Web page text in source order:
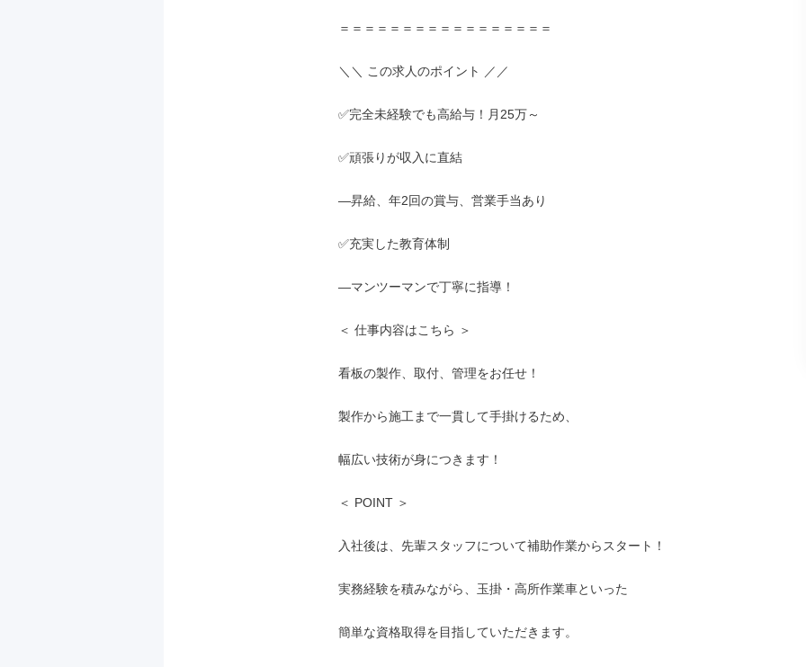
＝＝＝＝＝＝＝＝＝＝＝＝＝＝＝＝＝
＼＼ この求人のポイント ／／
✅完全未経験でも高給与！月25万～
✅頑張りが収入に直結
―昇給、年2回の賞与、営業手当あり
✅充実した教育体制
―マンツーマンで丁寧に指導！
＜ 仕事内容はこちら ＞
看板の製作、取付、管理をお任せ！
製作から施工まで一貫して手掛けるため、
幅広い技術が身につきます！
＜ POINT ＞
入社後は、先輩スタッフについて補助作業からスタート！
実務経験を積みながら、玉掛・高所作業車といった
簡単な資格取得を目指していただきます。